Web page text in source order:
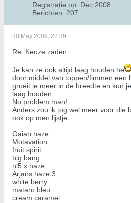
Registratie op: Dec 2008
Berichten: 207
30 May 2009, 22:39
Re: Keuze zaden
Je kan ze ook altijd laag houden he
door middel van toppen/fimmen een
groeit ie meer in de breedte en kun
laag houden.
No problem man!
Anders zou ik tog wel meer voor die
ook op men lijstje.
Gaian haze
Motavation
fruit spirit
big bang
nl5 x haze
Arjans haze 3
white berry
mataro bleu
cream caramel